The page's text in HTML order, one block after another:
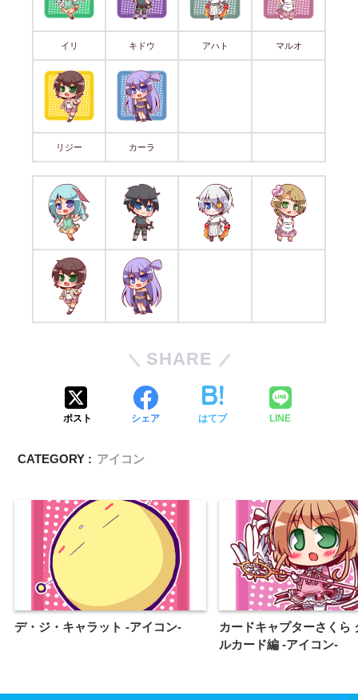
イリ キドウ アハト マルオ
リジー カーラ
SHARE
ポスト シェア はてブ LINE
CATEGORY : アイコン
デ・ジ・キャラット -アイコン-
カードキャプターさくら
ルカード編 -アイコン-